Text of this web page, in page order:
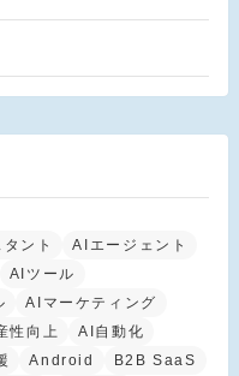
ント
AIエージェント
AIツール
AIマーケティング
性向上
AI自動化
Android
B2B SaaS